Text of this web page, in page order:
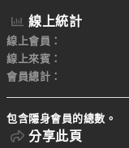
線上統計
線上會員
線上來賓
會員總計
包含隱身會員的總數。
分享此頁